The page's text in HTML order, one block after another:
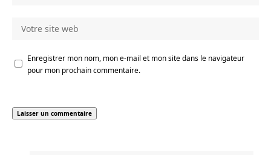
Enregistrer mon nom, mon e-mail et mon site dans le navigateur
pour mon prochain commentaire.